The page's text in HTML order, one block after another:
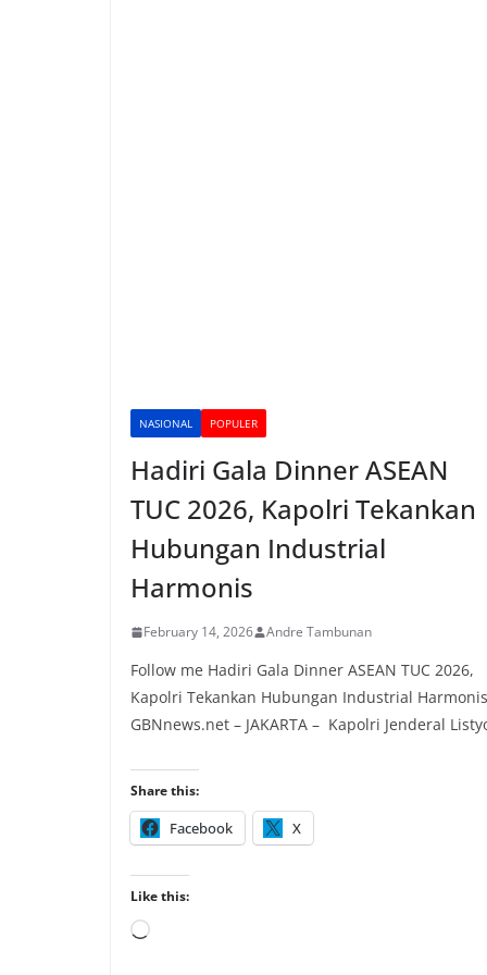
NASIONAL POPULER
Hadiri Gala Dinner ASEAN
TUC 2026, Kapolri Tekankan
Hubungan Industrial
Harmonis
February 14, 2026 Andre Tambunan
Follow me Hadiri Gala Dinner ASEAN TUC 2026,
Kapolri Tekankan Hubungan Industrial Harmonis
GBNnews.net – JAKARTA – Kapolri Jenderal
Share this:
Facebook X
Like this:
Loading…